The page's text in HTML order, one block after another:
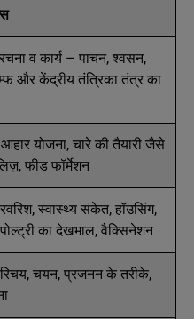
व कार्य – पाचन, श्वसन,
और केंद्रीय तंत्रिका तंत्र का
योजना, चारे की तैयारी जैसे
फीड फॉर्मेशन
स्वास्थ्य संकेत, हॉउसिंग,
का देखभाल, वैक्सिनेशन
चयन, प्रजनन के तरीके,